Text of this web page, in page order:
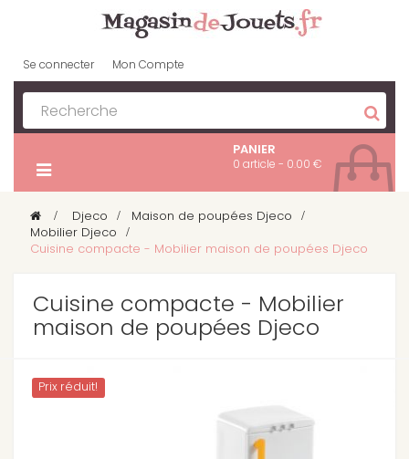
Se connecter Mon Compte
PANIER
0 article - 0.00 €
> Djeco > Maison de poupées Djeco >
Mobilier Djeco >
Cuisine compacte - Mobilier maison de poupées Djeco
Cuisine compacte - Mobilier
maison de poupées Djeco
Prix ​​réduit!